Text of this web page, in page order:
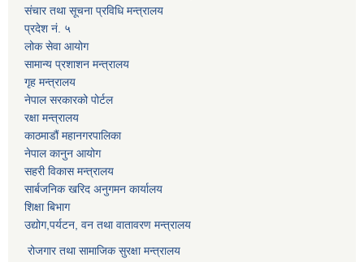
संचार तथा सूचना प्रविधि मन्त्रालय
प्रदेश नं. ५
लोक सेवा आयोग
सामान्य प्रशाशन मन्त्रालय
गृह मन्त्रालय
नेपाल सरकारको पोर्टल
रक्षा मन्त्रालय
काठमाडौं महानगरपालिका
नेपाल कानुन आयोग
सहरी विकास मन्त्रालय
सार्बजनिक खरिद अनुगमन कार्यालय
शिक्षा बिभाग
उद्योग,पर्यटन, वन तथा वातावरण मन्त्रालय
रोजगार तथा सामाजिक सुरक्षा मन्त्रालय